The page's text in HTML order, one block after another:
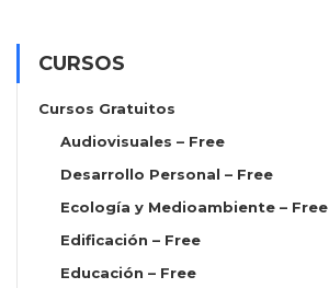
CURSOS
Cursos Gratuitos
Audiovisuales – Free
Desarrollo Personal – Free
Ecología y Medioambiente – Free
Edificación – Free
Educación – Free